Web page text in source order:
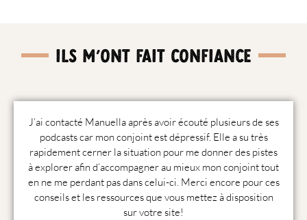
ILS M'ONT FAIT CONFIANCE
J’ai contacté Manuella après avoir écouté plusieurs de ses
podcasts car mon conjoint est dépressif. Elle a su très
rapidement cerner la situation pour me donner des pistes
à explorer afin d’accompagner au mieux mon conjoint tout
en ne me perdant pas dans celui-ci. Merci encore pour ces
conseils et les ressources que vous mettez à disposition
sur votre site!